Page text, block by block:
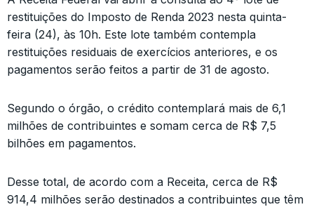
restituições do Imposto de Renda 2023 nesta quinta-
feira (24), às 10h. Este lote também contempla
restituições residuais de exercícios anteriores, e os
pagamentos serão feitos a partir de 31 de agosto.
Segundo o órgão, o crédito contemplará mais de 6,1
milhões de contribuintes e somam cerca de R$ 7,5
bilhões em pagamentos.
Desse total, de acordo com a Receita, cerca de R$
914,4 milhões serão destinados a contribuintes que têm